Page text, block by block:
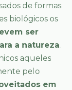
de formas
biológicos os
ser
a natureza.
aqueles
pelo
em